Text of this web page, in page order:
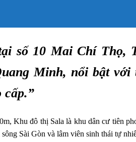
số 10 Mai Chí Thọ,
Minh, nổi bật với
cấp.”
Khu đô thị Sala là khu dân cư tiên
Sài Gòn và lâm viên sinh thái tự